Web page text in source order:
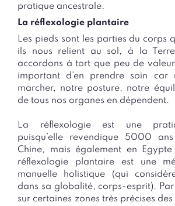
pratique ancestrale.
La réflexologie plantaire
Les pieds sont les parties du corps
ils nous relient au sol, à la
accordons à tort que peu de
important d’en prendre soin car
marcher, notre posture, notre
de tous nos organes en dépendent.
La réflexologie est une
puisqu’elle revendique 5000 ans
Chine, mais également en
réflexologie plantaire est une
manuelle holistique (qui
dans sa globalité, corps-esprit).
sur certaines zones très précises